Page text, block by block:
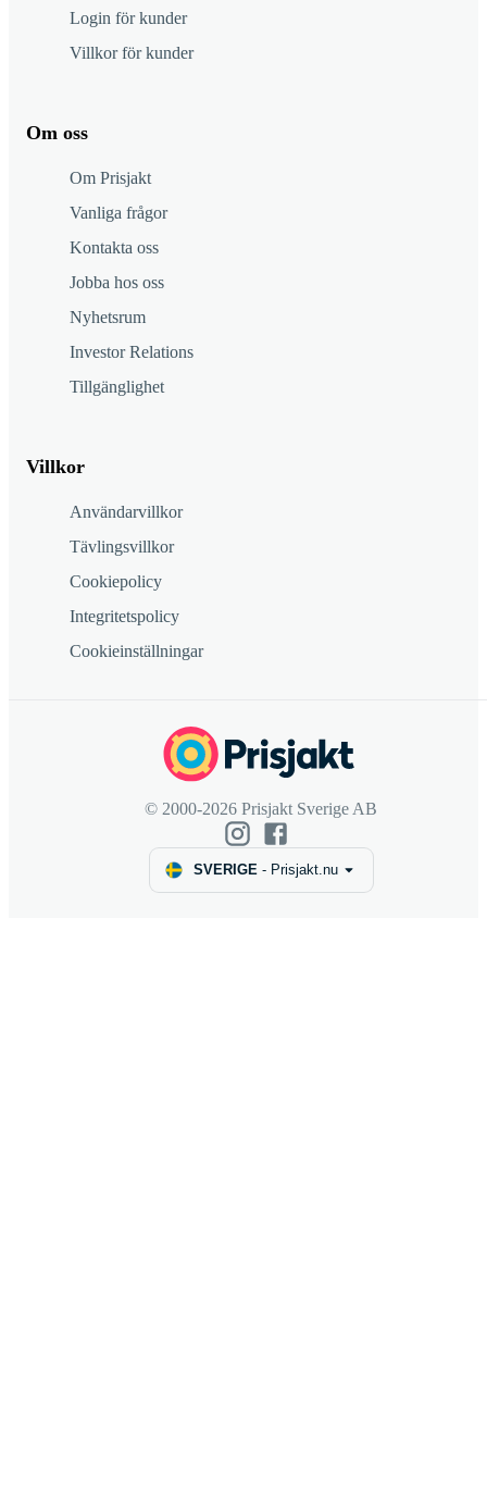
Login för kunder
Villkor för kunder
Om oss
Om Prisjakt
Vanliga frågor
Kontakta oss
Jobba hos oss
Nyhetsrum
Investor Relations
Tillgänglighet
Villkor
Användarvillkor
Tävlingsvillkor
Cookiepolicy
Integritetspolicy
Cookieinställningar
© 2000-2026 Prisjakt Sverige AB
SVERIGE- Prisjakt.nu